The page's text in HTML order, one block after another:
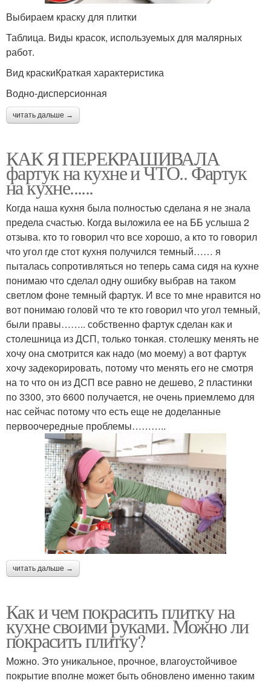
Выбираем краску для плитки
Таблица. Виды красок, используемых для малярных
работ.
Вид краскиКраткая характеристика
Водно-дисперсионная
читать дальше →
КАК Я ПЕРЕКРАШИВАЛА
фартук на кухне и ЧТО.. Фартук
на кухне......
Когда наша кухня была полностью сделана я не знала
предела счастью. Когда выложила ее на ББ услыша 2
отзыва. кто то говорил что все хорошо, а кто то говорил
что угол где стот кухня получился темный…… я
пыталась сопротивляться но теперь сама сидя на кухне
понимаю что сделал одну ошибку выбрав на таком
светлом фоне темный фартук. И все то мне нравится но
вот понимаю головй что те кто говорил что угол темный,
были правы…….. собственно фартук сделан как и
столешница из ДСП, только тонкая. столешку менять не
хочу она смотрится как надо (мо моему) а вот фартук
хочу задекорировать, потому что менять его не смотря
на то что он из ДСП все равно не дешево, 2 пластинки
по 3300, это 6600 получается, не очень приемлемо для
нас сейчас потому что есть еще не доделанные
первоочередные проблемы………..
читать дальше →
Как и чем покрасить плитку на
кухне своими руками. Можно ли
покрасить плитку?
Можно. Это уникальное, прочное, влагоустойчивое
покрытие вполне может быть обновлено именно таким